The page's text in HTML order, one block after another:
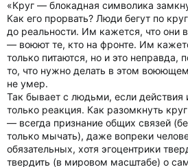
«Круг — блокадная символика
Как его прорвать? Люди бегут по
до реальности. Им кажется, что они
— воюют те, кто на фронте. Им
только питаются, но и это неправда,
то, что нужно делать в этом
не умер.
Так бывает с людьми, если действия
только реакция. Как разомкнуть
— всегда признание общих связей
только мычать), даже вопреки
обязательных, хотя эгоцентрики
твердить (в мировом масштабе) о